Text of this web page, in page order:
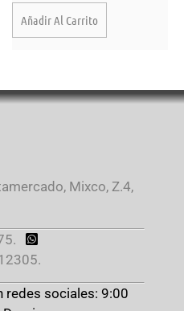
Añadir Al Carrito
Mixco, Z.4,
redes sociales: 9:00